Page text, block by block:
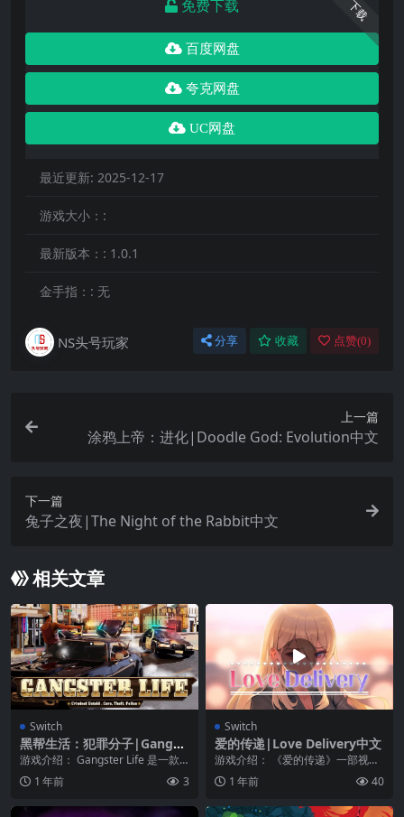
下载
免费下载
百度网盘
夸克网盘
UC网盘
最近更新: 2025-12-17
游戏大小：:
最新版本：: 1.0.1
金手指：: 无
NS头号玩家 分享 收藏 点赞(0)
上一篇
涂鸦上帝：进化|Doodle God: Evolution中文
下一篇
兔子之夜|The Night of the Rabbit中文
相关文章
Switch
黑帮生活：犯罪分子|Gangst
er Life: Criminal Untold
游戏介绍： Gangster Life 是一款
关于如何从普通骗子成长为歹徒的
游戏...1 年前 3
Switch
爱的传递|Love Delivery中文
游戏介绍： 《爱的传递》一部视觉
小说，讲述了一个失败者和漂亮女
孩约会的真实故事！...
1 年前 40